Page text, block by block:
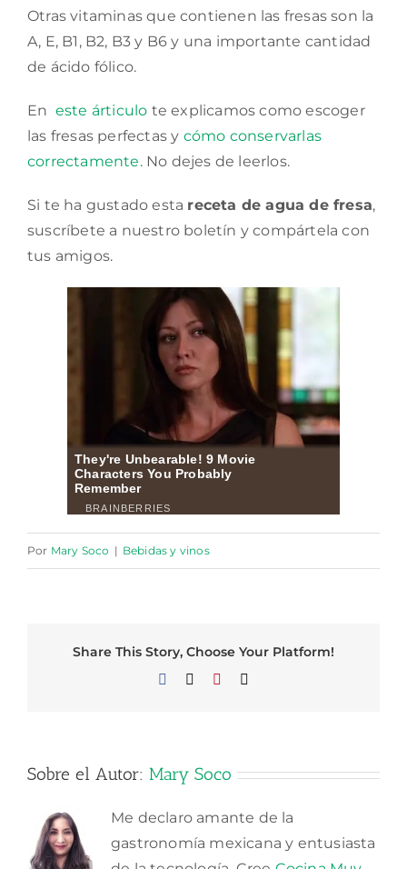
Otras vitaminas que contienen las fresas son la
A, E, B1, B2, B3 y B6 y una importante cantidad
de ácido fólico.
En este árticulo te explicamos como escoger
las fresas perfectas y cómo conservarlas
correctamente. No dejes de leerlos.
Si te ha gustado esta receta de agua de fresa,
suscríbete a nuestro boletín y compártela con
tus amigos.
Por Mary Soco | Bebidas y vinos
Share This Story, Choose Your Platform!
Facebook Pinterest
Sobre el Autor: Mary Soco
Me declaro amante de la
gastronomía mexicana y entusiasta